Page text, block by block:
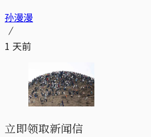
孙漫漫
1 天前
立即领取新闻信